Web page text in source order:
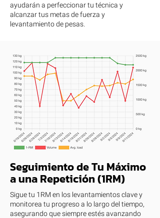
ayudarán a perfeccionar tu técnica y
alcanzar tus metas de fuerza y
levantamiento de pesas.
Seguimiento de Tu Máximo
a una Repetición (1RM)
Sigue tu 1RM en los levantamientos clave y
monitorea tu progreso a lo largo del tiempo,
asegurando que siempre estés avanzando